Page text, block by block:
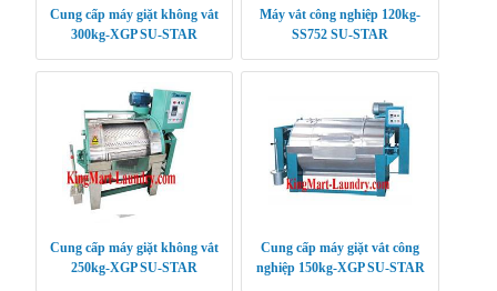
Cung cấp máy giặt không vắt
300kg-XGP SU-STAR
Máy vắt công nghiệp 120kg-
SS752 SU-STAR
Cung cấp máy giặt không vắt
250kg-XGP SU-STAR
Cung cấp máy giặt vắt công
nghiệp 150kg-XGP SU-STAR